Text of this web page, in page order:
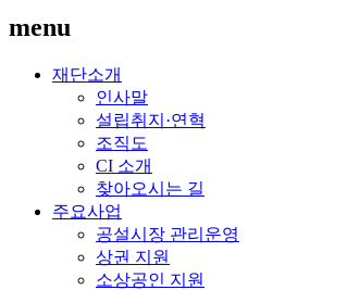
menu
재단소개
인사말
설립취지·연혁
조직도
CI 소개
찾아오시는 길
주요사업
공설시장 관리운영
상권 지원
소상공인 지원